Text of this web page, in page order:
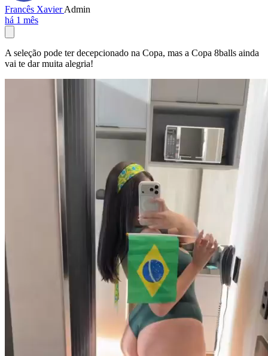
Francês XavierAdmin
há 1 mês
A seleção pode ter decepcionado na Copa, mas a Copa 8balls ainda
vai te dar muita alegria!